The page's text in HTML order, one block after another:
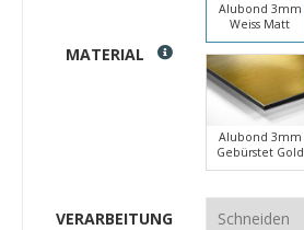
MATERIAL
Alubond 3mm
Weiss Matt
Alubond 3mm
Gebürstet Gold
VERARBEITUNG